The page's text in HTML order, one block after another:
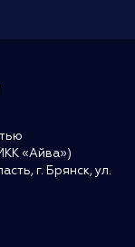
«Айва»)
г. Брянск, ул.